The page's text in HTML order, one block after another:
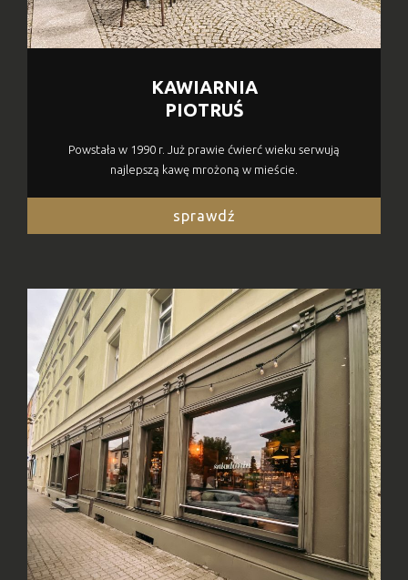
KAWIARNIA
PIOTRUŚ
Powstała w 1990 r. Już prawie ćwierć wieku serwują
najlepszą kawę mrożoną w mieście.
sprawdź